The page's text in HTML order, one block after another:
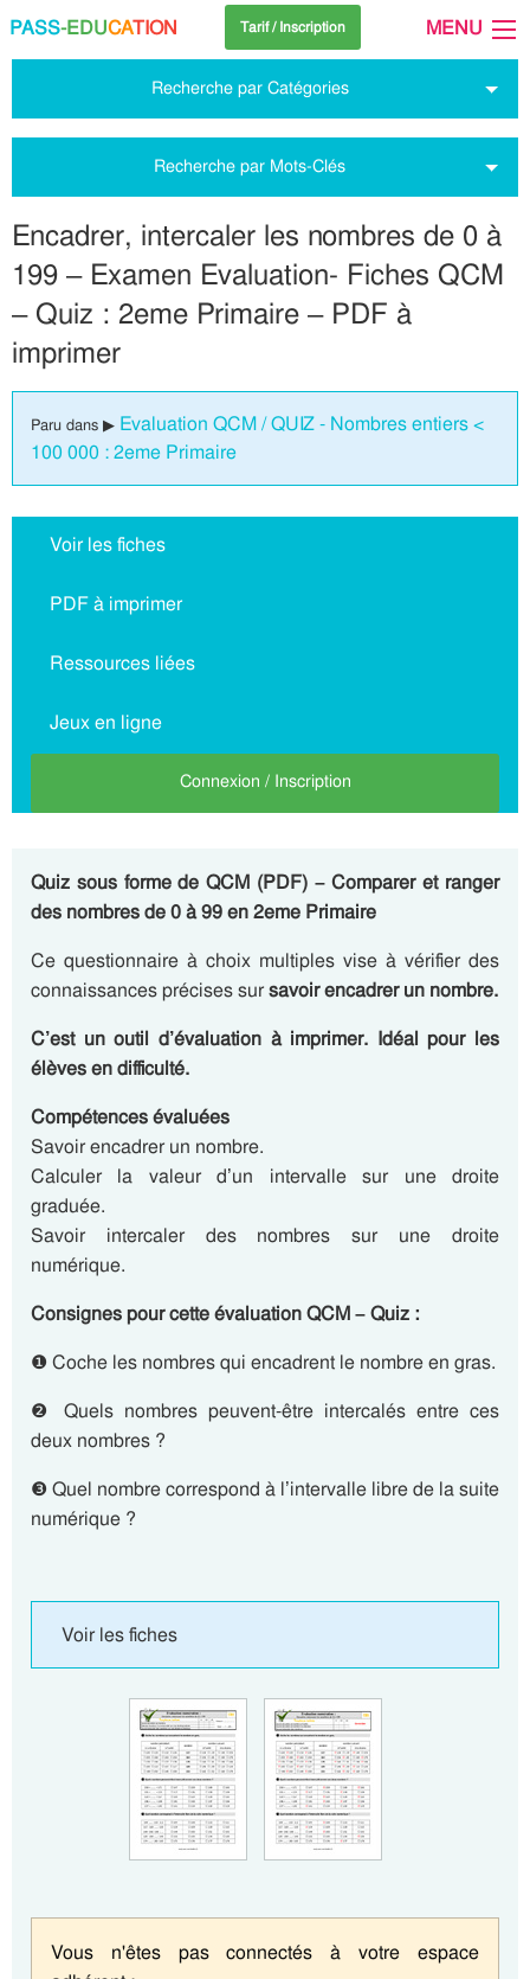
PASS-EDUCATION Tarif / Inscription MENU
Recherche par Catégories
Recherche par Mots-Clés
Encadrer, intercaler les nombres de 0 à
199 – Examen Evaluation- Fiches QCM
– Quiz : 2eme Primaire – PDF à
imprimer
Paru dans ▶ Evaluation QCM / QUIZ - Nombres entiers <
100 000 : 2eme Primaire
Voir les fiches
PDF à imprimer
Ressources liées
Jeux en ligne
Connexion / Inscription
Quiz sous forme de QCM (PDF) – Comparer et ranger
des nombres de 0 à 99 en 2eme Primaire
Ce questionnaire à choix multiples vise à vérifier des
connaissances précises sursavoir encadrer un nombre.
C’est un outil d’évaluation à imprimer. Idéal pour les
élèves en difficulté.
Compétences évaluées
Savoir encadrer un nombre.
Calculer la valeur d’un intervalle sur une droite
graduée.
Savoir intercaler des nombres sur une droite
numérique.
Consignes pour cette évaluation QCM – Quiz :
❶ Coche les nombres qui encadrent le nombre en gras.
❷ Quels nombres peuvent-être intercalés entre ces
deux nombres ?
❸ Quel nombre correspond à l’intervalle libre de la suite
numérique ?
Voir les fiches
Vous n'êtes pas connectés à votre espace